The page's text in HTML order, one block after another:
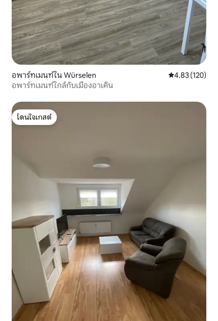
อพาร์ทเมนท์ใน Würselen คะแนนเฉลี่ย
4.83 (120)
อพาร์ทเมนท์ใกล้กับเมืองอาเคิน
โดนใจเกสต์
โดนใจเกสต์